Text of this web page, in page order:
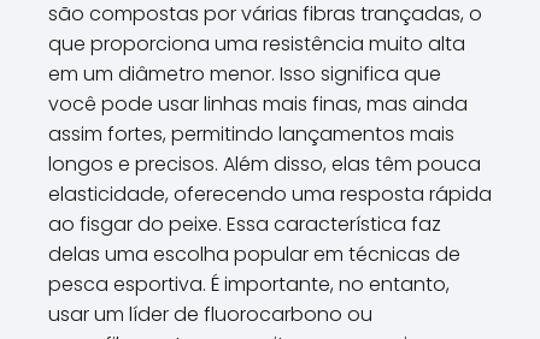
são compostas por várias fibras trançadas, o
que proporciona uma resistência muito alta
em um diâmetro menor. Isso significa que
você pode usar linhas mais finas, mas ainda
assim fortes, permitindo lançamentos mais
longos e precisos. Além disso, elas têm pouca
elasticidade, oferecendo uma resposta rápida
ao fisgar do peixe. Essa característica faz
delas uma escolha popular em técnicas de
pesca esportiva. É importante, no entanto,
usar um líder de fluorocarbono ou